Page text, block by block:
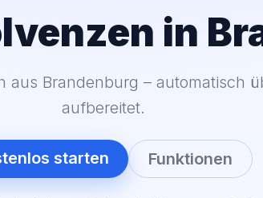
in
aus Brandenburg – automatisch
aufbereitet.
starten Funktionen